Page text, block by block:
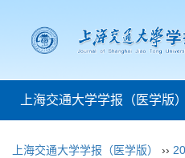
上海交通大学学报（医学版）
上海交通大学学报（医学版） ››